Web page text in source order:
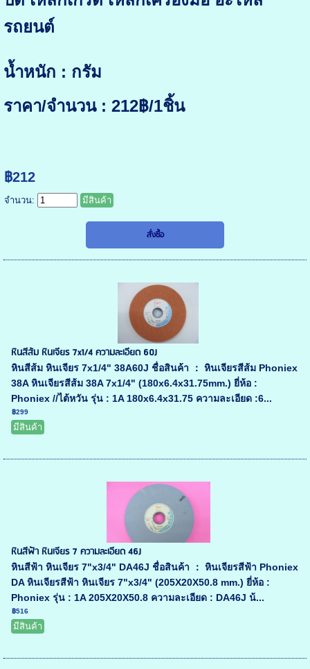
รถยนต์
น้ำหนัก : กรัม
ราคา/จำนวน : 212฿/1ชิ้น
฿212
จำนวน: มีสินค้า
หินสีส้ม หินเจียร 7x1/4 ความละเอียด 60J
หินสีส้ม หินเจียร 7x1/4" 38A60J ชื่อสินค้า ： หินเจียรสีส้ม Phoniex
38A หินเจียรสีส้ม 38A 7x1/4" (180x6.4x31.75mm.) ยี่ห้อ :
Phoniex //ไต้หวัน รุ่น : 1A 180x6.4x31.75 ความละเอียด :6...
฿299
มีสินค้า
หินสีฟ้า หินเจียร 7 ความละเอียด 46J
หินสีฟ้า หินเจียร 7"x3/4" DA46J ชื่อสินค้า ： หินเจียรสีฟ้า Phoniex
DA หินเจียรสีฟ้า หินเจียร 7"x3/4" (205X20X50.8 mm.) ยี่ห้อ :
Phoniex รุ่น : 1A 205X20X50.8 ความละเอียด : DA46J น้...
฿516
มีสินค้า